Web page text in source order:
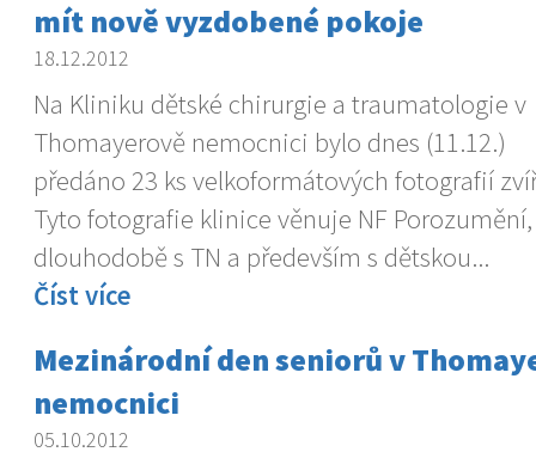
mít nově vyzdobené pokoje
18.12.2012
Na Kliniku dětské chirurgie a traumatologie v
Thomayerově nemocnici bylo dnes (11.12.)
předáno 23 ks velkoformátových fotografií
Tyto fotografie klinice věnuje NF
dlouhodobě s TN a především s dětskou...
Číst více
Mezinárodní den seniorů v
nemocnici
05.10.2012